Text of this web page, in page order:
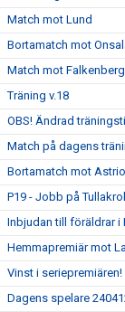
Match mot Lund
Bortamatch mot
Match mot
Träning v.18
OBS! Ändrad
Match på dagens
Bortamatch mot Astrio
P19 - Jobb på
Inbjudan till föräldrar i
Hemmapremiär mot
Vinst i seriepremiären!
Dagens spelare